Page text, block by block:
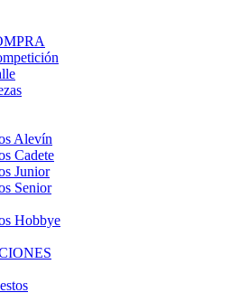
Alevín
Cadete
Junior
Senior
Hobbye